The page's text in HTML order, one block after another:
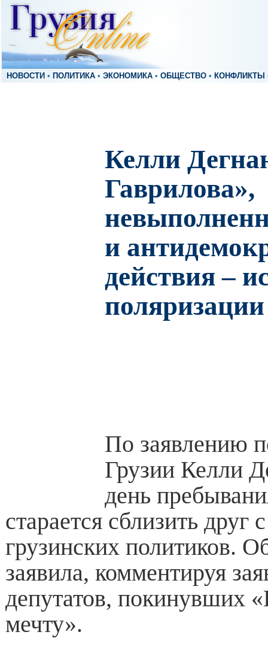
НОВОСТИ • ПОЛИТИКА • ЭКОНОМИКА • ОБЩЕСТВО • КОНФЛИКТЫ
Келли
Гаврилова»,
и
действия –
поляризации
По заявлению
Грузии Келли
день
старается сблизить друг
грузинских политиков.
заявила, комментируя
депутатов, покинувших
мечту».